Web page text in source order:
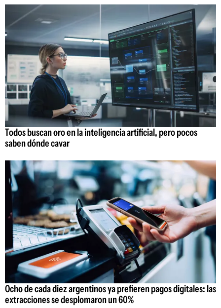
Todos buscan oro en la inteligencia artificial, pero pocos
saben dónde cavar
Ocho de cada diez argentinos ya prefieren pagos digitales: las
extracciones se desplomaron un 60%